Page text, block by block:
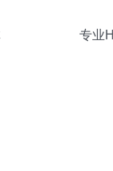
专业